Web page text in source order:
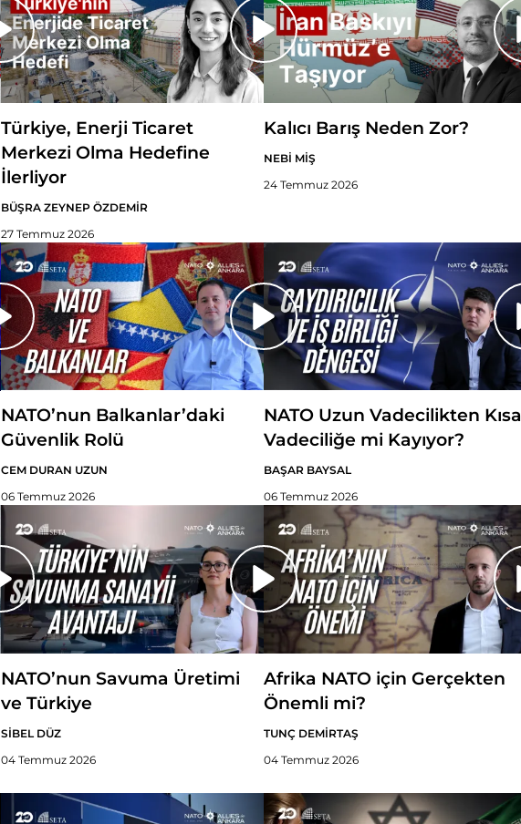
Türkiye, Enerji Ticaret
Merkezi Olma Hedefine
İlerliyor
BÜŞRA ZEYNEP ÖZDEMİR
27 Temmuz 2026
Kalıcı Barış Neden Zor?
NEBİ MİŞ
24 Temmuz 2026
NATO’nun Balkanlar’daki
Güvenlik Rolü
CEM DURAN UZUN
06 Temmuz 2026
NATO Uzun Vadecilikten Kısa
Vadeciliğe mi Kayıyor?
BAŞAR BAYSAL
06 Temmuz 2026
NATO’nun Savuma Üretimi
ve Türkiye
SİBEL DÜZ
04 Temmuz 2026
Afrika NATO için Gerçekten
Önemli mi?
TUNÇ DEMİRTAŞ
04 Temmuz 2026